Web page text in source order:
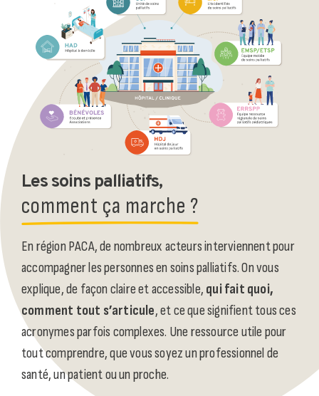
Les soins palliatifs,
comment ça marche ?
En région PACA, de nombreux acteurs interviennent pour
accompagner les personnes en soins palliatifs. On vous
explique, de façon claire et accessible, qui fait quoi,
comment tout s’articule, et ce que signifient tous ces
acronymes parfois complexes. Une ressource utile pour
tout comprendre, que vous soyez un professionnel de
santé, un patient ou un proche.